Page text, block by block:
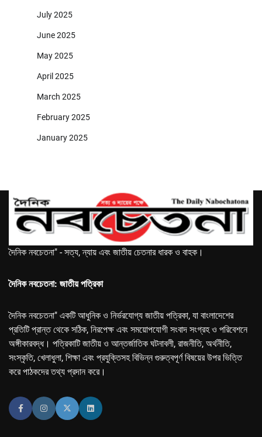
July 2025
June 2025
May 2025
April 2025
March 2025
February 2025
January 2025
দৈনিক নবচেতনা" - সত্য, ন্যায় এবং জাতীয় চেতনার ধারক ও বাহক।
দৈনিক নবচেতনা: জাতীয় পত্রিকা
দৈনিক নবচেতনা" একটি আধুনিক ও নির্ভরযোগ্য জাতীয় পত্রিকা, যা বাংলাদেশের
প্রতিটি প্রান্ত থেকে সঠিক, নিরপেক্ষ এবং সময়োপযোগী সংবাদ সংগ্রহ ও পরিবেশনে
অঙ্গীকারবদ্ধ। পত্রিকাটি জাতীয় ও আন্তর্জাতিক ঘটনাবলী, রাজনীতি, অর্থনীতি,
সংস্কৃতি, খেলাধুলা, শিক্ষা এবং প্রযুক্তিসহ বিভিন্ন গুরুত্বপূর্ণ বিষয়ের উপর ভিত্তি
করে পাঠকদের তথ্য প্রদান করে।